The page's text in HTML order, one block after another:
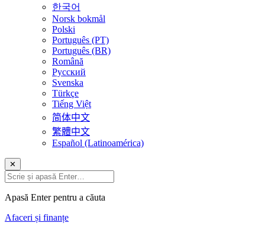
한국어
Norsk bokmål
Polski
Português (PT)
Português (BR)
Română
Русский
Svenska
Türkçe
Tiếng Việt
简体中文
繁體中文
Español (Latinoamérica)
✕
Apasă Enter pentru a căuta
Afaceri și finanțe